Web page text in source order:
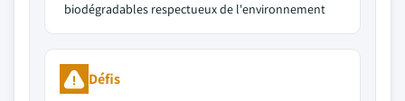
biodégradables respectueux de l'environnement
Défis